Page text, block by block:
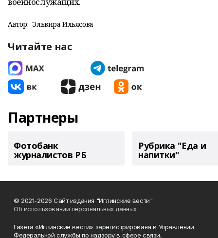
Автор: Эльвира Ильясова
Читайте нас
Партнеры
Фотобанк
журналистов РБ
Рубрика "Еда и
напитки"
© 2021-2026 Сайт издания "Иглинские вести"
Об использовании персональных данных
Газета «Иглинские вести» зарегистрирована в Управлении
Федеральной службы по надзору в сфере связи,